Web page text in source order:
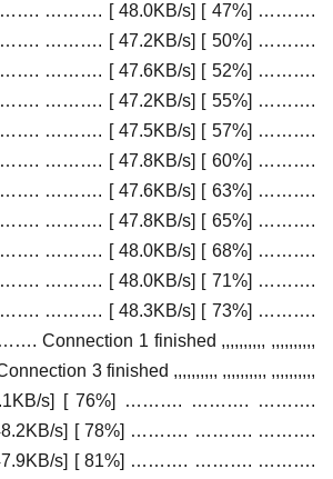
………. [ 48.0KB/s] [ 47%] ……….
………. [ 47.2KB/s] [ 50%] ……….
………. [ 47.6KB/s] [ 52%] ……….
………. [ 47.2KB/s] [ 55%] ……….
………. [ 47.5KB/s] [ 57%] ……….
………. [ 47.8KB/s] [ 60%] ……….
………. [ 47.6KB/s] [ 63%] ……….
………. [ 47.8KB/s] [ 65%] ……….
………. [ 48.0KB/s] [ 68%] ……….
………. [ 48.0KB/s] [ 71%] ……….
………. [ 48.3KB/s] [ 73%] ……….
1 finished ,,,,,,,,,, ,,,,,,,,,,
3 finished ,,,,,,,,,, ,,,,,,,,,, ,,,,,,,,,,
s] [ 76%] ………. ………. ……….
s] [ 78%] ………. ………. ……….
s] [ 81%] ………. ………. ……….